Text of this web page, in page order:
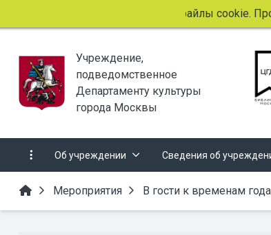
Этот сайт использует файлы cookie.
Учреждение,
подведомственное
Департаменту культуры
города Москвы
Об учреждении Сведения об
Мероприятия В гости к временам года